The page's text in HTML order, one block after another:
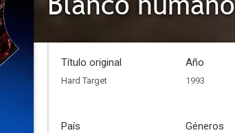
Título original
Hard Target
Año
1993
País Géneros